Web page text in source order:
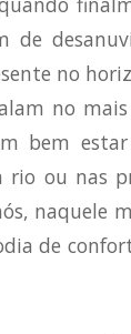
de
no
no
bem
rio ou nas
naquele
de